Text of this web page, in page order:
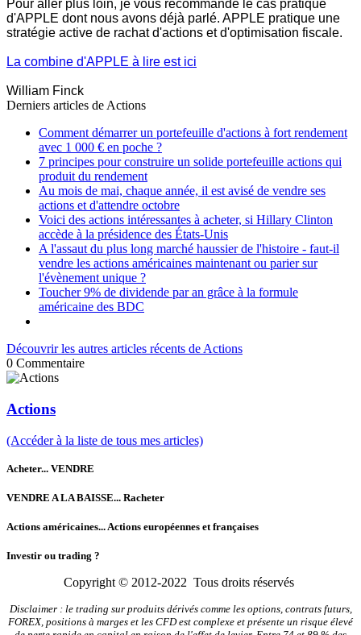
Pour aller plus loin, je vous recommande le cas pratique
d'APPLE dont nous avons déjà parlé. APPLE pratique une
stratégie active de rachat d'actions et d'optimisation fiscale.
La combine d'APPLE à lire est ici
William Finck
Derniers articles de Actions
Comment démarrer un portefeuille d'actions à fort rendement
avec 1 000 € en poche ?
7 principes pour construire un solide portefeuille actions qui
produit du rendement
Au mois de mai, chaque année, il est avisé de vendre ses
actions et d'attendre octobre
Voici des actions intéressantes à acheter, si Hillary Clinton
accède à la présidence des États-Unis
A l'assaut du plus long marché haussier de l'histoire - faut-il
vendre les actions américaines maintenant ou parier sur
l'évènement unique ?
Toucher 9% de dividende par an grâce à la formule
américaine des BDC
Découvrir les autres articles récents de Actions
0 Commentaire
Actions
(Accéder à la liste de tous mes articles)
Acheter... VENDRE
VENDRE A LA BAISSE... Racheter
Actions américaines... Actions européennes et françaises
Investir ou trading ?
Copyright © 2012-2022 Tous droits réservés
Disclaimer : le trading sur produits dérivés comme les options, contrats futurs,
FOREX, positions à marges et les CFD est complexe et présente un risque élevé